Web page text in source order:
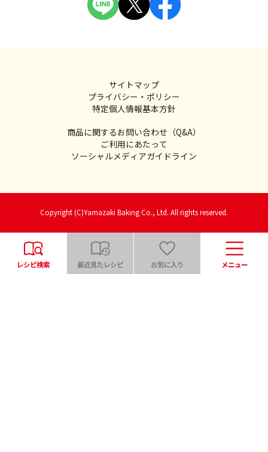
サイトマップ
プライバシー・ポリシー
特定個人情報基本方針
商品に関するお問い合わせ（Q&A）
ご利用にあたって
ソーシャルメディアガイドライン
Copyright (C)Yamazaki Baking Co., Ltd. All rights reserved.
レシピ検索 最近見たレシピ お気に入り メニュー